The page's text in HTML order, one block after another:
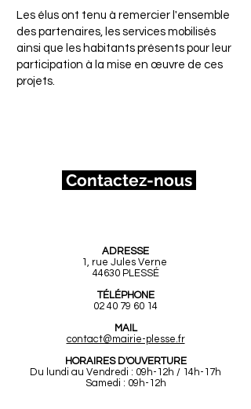
Les élus ont tenu à remercier l'ensemble
des partenaires, les services mobilisés
ainsi que les habitants présents pour leur
participation à la mise en œuvre de ces
projets.
Contactez-nous
ADRESSE
1, rue Jules Verne
44630 PLESSÉ
TÉLÉPHONE
02 40 79 60 14
MAIL
contact@mairie-plesse.fr
HORAIRES D'OUVERTURE
Du lundi au Vendredi : 09h-12h / 14h-17h
Samedi : 09h-12h